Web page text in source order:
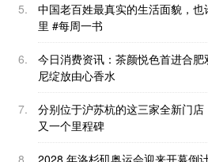
5.
中国老百姓最真实的生活面貌，
里 #每周一书
6.
今日消费资讯：茶颜悦色首进合
尼绽放由心香水
7.
分别位于沪苏杭的这三家全新门
又一个里程碑